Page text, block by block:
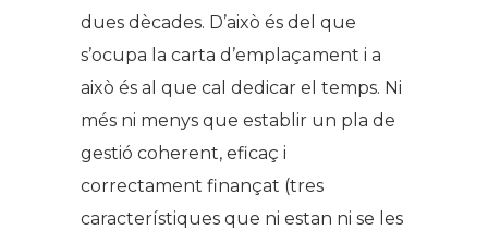
dues dècades. D’això és del que
s’ocupa la carta d’emplaçament i a
això és al que cal dedicar el temps. Ni
més ni menys que establir un pla de
gestió coherent, eficaç i
correctament finançat (tres
característiques que ni estan ni se les